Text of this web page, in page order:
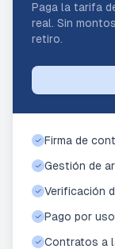
Paga la tarifa
real. Sin
retiro.
Firma de
Gestión de
Verificación
Pago por uso
Contratos a